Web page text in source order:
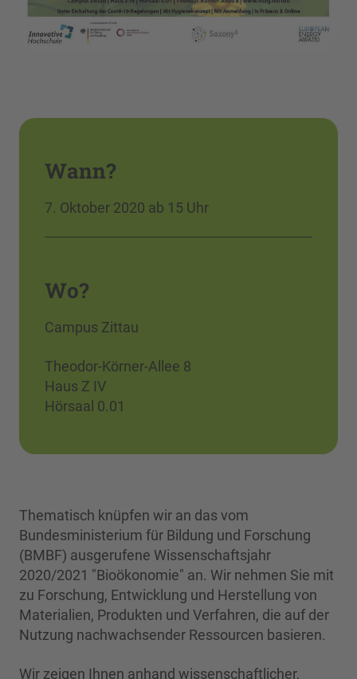
Wann?
7. Oktober 2020 ab 15 Uhr
Wo?
Campus Zittau
Theodor-Körner-Allee 8
Haus Z IV
Hörsaal 0.01
Thematisch knüpfen wir an das vom
Bundesministerium für Bildung und Forschung
(BMBF) ausgerufene Wissenschaftsjahr
2020/2021 "Bioökonomie" an. Wir nehmen Sie mit
zu Forschung, Entwicklung und Herstellung von
Materialien, Produkten und Verfahren, die auf der
Nutzung nachwachsender Ressourcen basieren.
Wir zeigen Ihnen anhand wissenschaftlicher,